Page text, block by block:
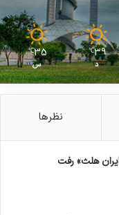
39
℃
د
35
℃
س
نظرها
هلث» رفت